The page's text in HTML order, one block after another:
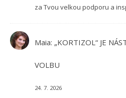
za Tvou velkou podporu a
Maia: „KORTIZOL“ JE
VOLBU
24. 7. 2026